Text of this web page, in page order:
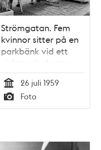
Strömgatan. Fem
kvinnor sitter på en
parkbänk vid ett
sightseeingkontor
Tid
26 juli 1959
Typ
Foto